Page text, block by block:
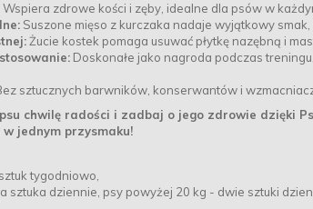
Wspiera zdrowe kości i zęby, idealne dla psów w
Suszone mięso z kurczaka nadaje wyjątkowy
Żucie kostek pomaga usuwać płytkę nazębną i
Doskonałe jako nagroda podczas
sztucznych barwników, konserwantów i
chwilę radości i zadbaj o jego zdrowie dzięki
jednym przysmaku!
tygodniowo,
sztuka dziennie, psy powyżej 20 kg - dwie sztuki